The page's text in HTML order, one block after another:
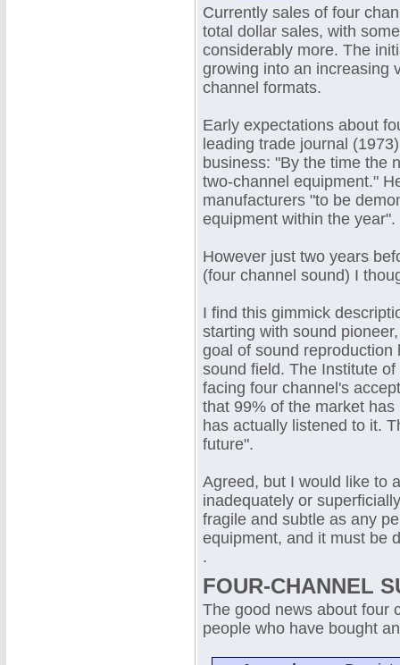
Currently sales of four
total dollar sales, with
considerably more. The
growing into an increasing
channel formats.
Early expectations about
leading trade journal
business: "By the time the
two-channel equipment."
manufacturers "to be
equipment within the year".
However just two years
(four channel sound) I
I find this gimmick
starting with sound
goal of sound reproduction
sound field. The Institute
facing four channel's
that 99% of the market
has actually listened to it.
future".
Agreed, but I would like to
inadequately or
fragile and subtle as any
equipment, and it must be
.
FOUR-CHANNEL
The good news about four
people who have bought